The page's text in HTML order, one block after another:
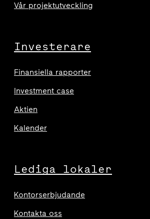
Vår projektutveckling
Investerare
Finansiella rapporter
Investment case
Aktien
Kalender
Lediga lokaler
Kontorserbjudande
Kontakta oss